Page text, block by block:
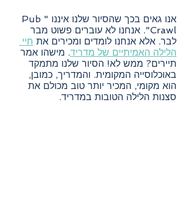
אנו גאים בכך שהסיור שלנו איננו "Pub
Crawl". אנחנו לא עוברים פשוט מבר
לבר. אלא אנחנו לומדים ומכירים את חיי
הלילה האמיתיים של מדריד. מישהו אמר
תיירים? ממש לא! הסיור שלנו מתמקד
באוכלוסייה המקומית. והמדריך, כמובן,
הוא מקומי, המכיר יותר טוב מכולם את
סצנות הלילה הטובות במדריד.